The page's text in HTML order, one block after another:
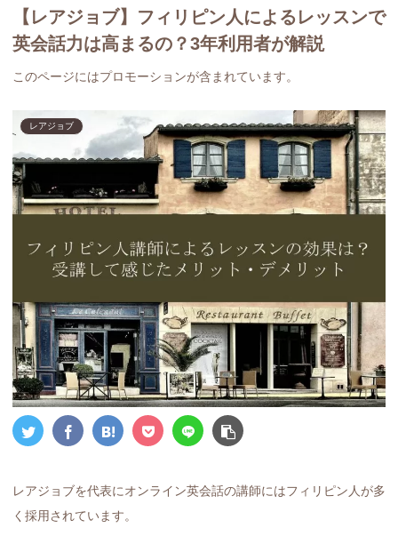
【レアジョブ】フィリピン人によるレッスンで
英会話力は高まるの？3年利用者が解説
このページにはプロモーションが含まれています。
レアジョブ
レアジョブを代表にオンライン英会話の講師にはフィリピン人が多
く採用されています。